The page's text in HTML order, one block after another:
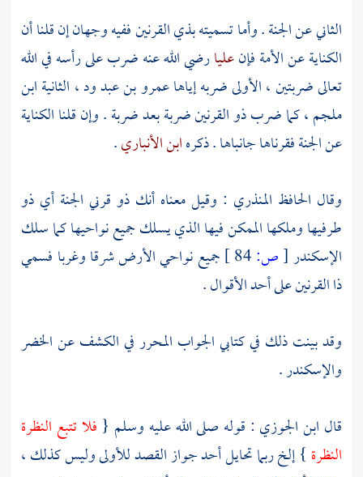
الثاني عن الجنة . وأما تسميته بذي القرنين ففيه وجهان إن قلنا أن
الكناية عن الأمة فإنعليارضي الله عنه ضرب على رأسه في الله
تعالى ضربتين ، الأولى ضربه إياهاعمرو بن عبد ود، الثانيةابن
ملجم، كما ضرب ذو القرنين ضربة بعد ضربة . وإن قلنا الكناية
عن الجنة فقرناها جانباها . ذكرهابن الأنباري.
وقال الحافظ المنذري : وقيل معناه أنك ذو قرني الجنة أي ذو
طرفيها وملكها الممكن فيها الذي يسلك جميع نواحيها كما سلك
الإسكندر[ص:
جميع نواحي الأرض شرقا وغربا فسمي
ذا القرنينعلى أحد الأقوال .
وقد بينت ذلك في كتابي الجواب المحرر في الكشف عنالخضر
والإسكندر.
قال ابن الجوزي : قوله صلى الله عليه وسلم { فلا تتبع النظرة
النظرة } إلخ ربما تحايل أحد جواز القصد للأولى وليس كذلك ،